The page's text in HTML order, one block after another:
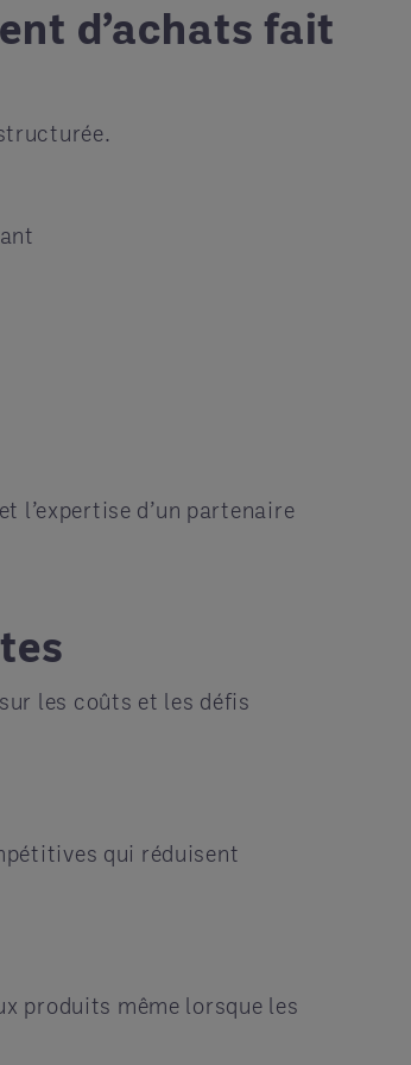
d’achats fait
l’expertise d’un partenaire
les coûts et les défis
qui réduisent
produits même lorsque les